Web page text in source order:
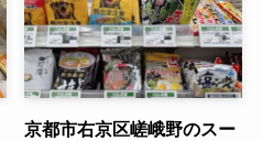
京都市右京区嵯峨野のスー